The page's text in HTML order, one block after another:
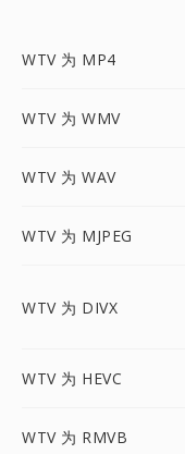
WTV 为 MP4
WTV 为 WMV
WTV 为 WAV
WTV 为 MJPEG
WTV 为 DIVX
WTV 为 HEVC
WTV 为 RMVB